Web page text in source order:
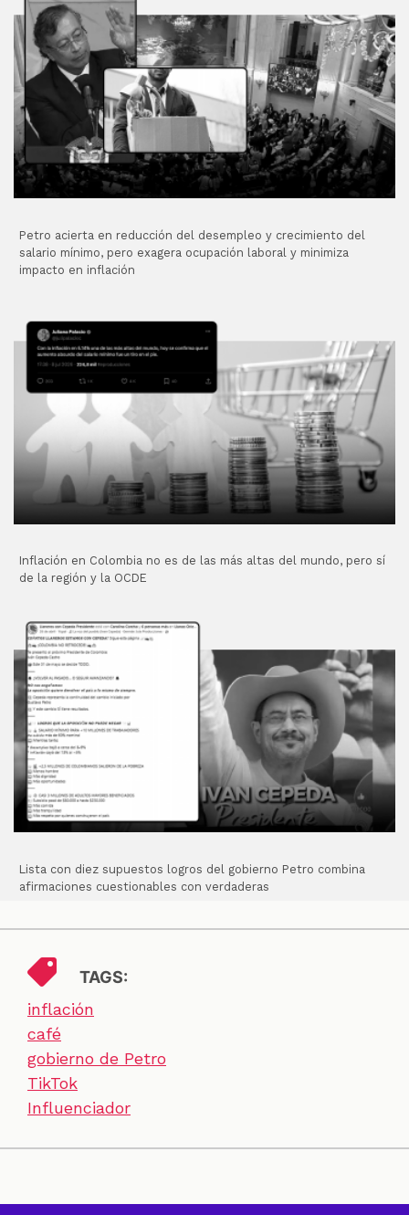
Petro acierta en reducción del desempleo y crecimiento del
salario mínimo, pero exagera ocupación laboral y minimiza
impacto en inflación
Inflación en Colombia no es de las más altas del mundo, pero sí
de la región y la OCDE
Lista con diez supuestos logros del gobierno Petro combina
afirmaciones cuestionables con verdaderas
TAGS:
inflación
café
gobierno de Petro
TikTok
Influenciador